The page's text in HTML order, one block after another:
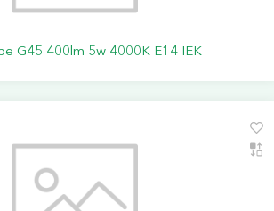
G45 400lm 5w 4000K E14 IEK